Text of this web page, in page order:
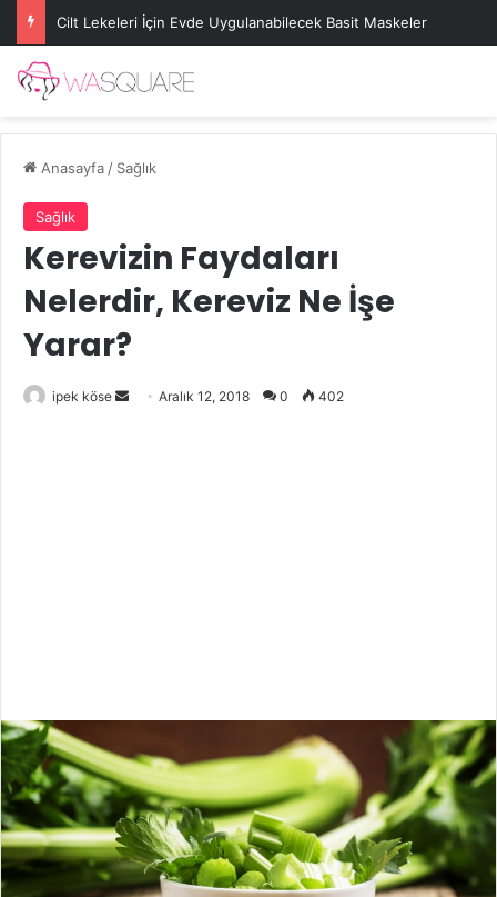
Cilt Lekeleri İçin Evde Uygulanabilecek Basit Maskeler
Anasayfa/ Sağlık
Sağlık
Kerevizin Faydaları
Nelerdir, Kereviz Ne İşe
Yarar?
ipek köse
Bir
Aralık 12, 2018 0 402